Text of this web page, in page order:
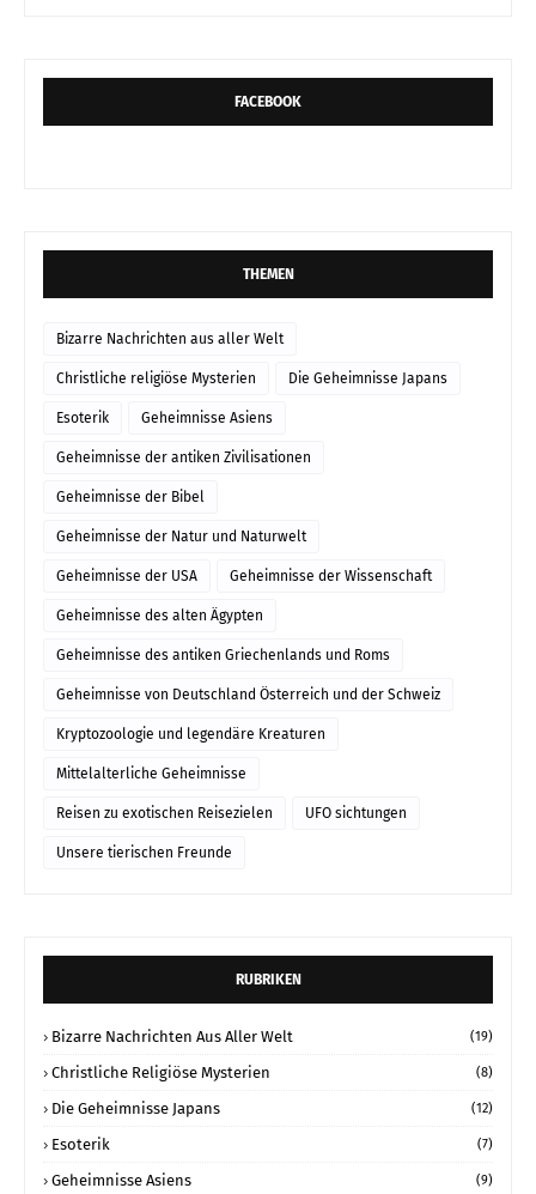
FACEBOOK
THEMEN
Bizarre Nachrichten aus aller Welt
Christliche religiöse Mysterien Die Geheimnisse Japans
Esoterik Geheimnisse Asiens
Geheimnisse der antiken Zivilisationen
Geheimnisse der Bibel
Geheimnisse der Natur und Naturwelt
Geheimnisse der USA Geheimnisse der Wissenschaft
Geheimnisse des alten Ägypten
Geheimnisse des antiken Griechenlands und Roms
Geheimnisse von Deutschland Österreich und der Schweiz
Kryptozoologie und legendäre Kreaturen
Mittelalterliche Geheimnisse
Reisen zu exotischen Reisezielen UFO sichtungen
Unsere tierischen Freunde
RUBRIKEN
Bizarre Nachrichten Aus Aller Welt (19)
Christliche Religiöse Mysterien (8)
Die Geheimnisse Japans (12)
Esoterik (7)
Geheimnisse Asiens (9)